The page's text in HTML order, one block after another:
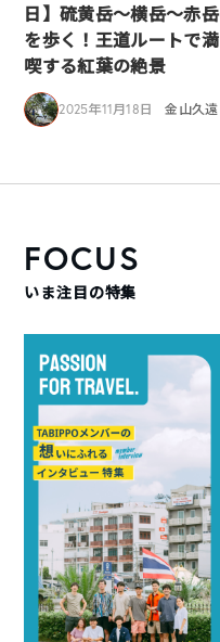
日】硫黄岳～横岳～赤岳
を歩く！王道ルートで満
喫する紅葉の絶景
2025年11月18日 金山久遠
FOCUS
いま注目の特集